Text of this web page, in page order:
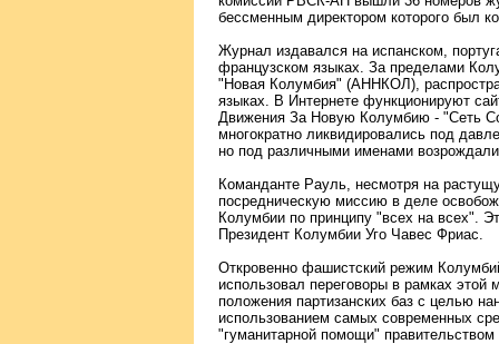
бессменным директором которого был
Журнал издавался на испанском,
французском языках. За пределами
"Новая Колумбия" (АННКОЛ),
языках. В Интернете функционируют
Движения За Новую Колумбию - "Сеть
многократно ликвидировались под
но под различными именами
Команданте Рауль, несмотря на
посредническую миссию в деле
Колумбии по принципу "всех на всех".
Президент Колумбии Уго Чавес Фриас.
Откровенно фашистский режим
использовал переговоры в рамках
положения партизанских баз с целью
использованием самых современных
"гуманитарной помощи" правительством